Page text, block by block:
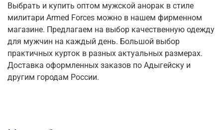
Выбрать и купить оптом мужской анорак в стиле
милитари Armed Forces можно в нашем фирменном
магазине. Предлагаем на выбор качественную одежду
для мужчин на каждый день. Большой выбор
практичных курток в разных актуальных размерах.
Доставка оформленных заказов по Адыгейску и
другим городам России.